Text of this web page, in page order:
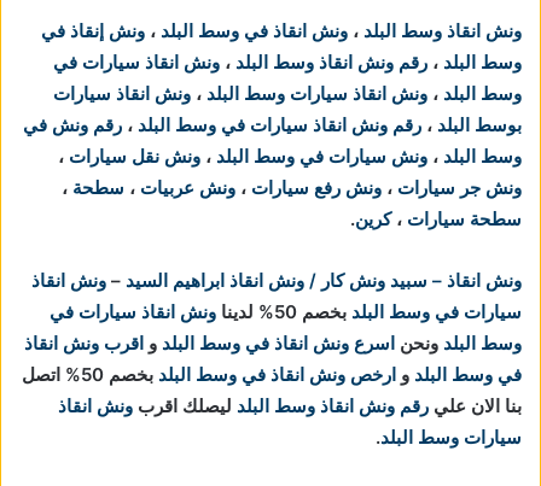
ونش انقاذ وسط البلد ، ونش انقاذ في وسط البلد ، ونش إنقاذ في
وسط البلد ، رقم ونش انقاذ وسط البلد ، ونش انقاذ سيارات في
وسط البلد ، ونش انقاذ سيارات وسط البلد ، ونش انقاذ سيارات
بوسط البلد ، رقم ونش انقاذ سيارات في وسط البلد ، رقم ونش في
وسط البلد ، ونش سيارات في وسط البلد ، ونش نقل سيارات ،
ونش جر سيارات ، ونش رفع سيارات ، ونش عربيات ، سطحة ،
سطحة سيارات ،كرين.
ونش انقاذ – سبيد ونش كار / ونش انقاذ ابراهيم السيد – ونش انقاذ
سيارات في وسط البلد بخصم 50% لدينا
ونش انقاذ سيارات في
وسط البلد ونحن اسرع ونش انقاذ في وسط البلد و اقرب ونش انقاذ
في وسط البلد و ارخص ونش انقاذ في وسط البلد
بخصم 50% اتصل
بنا الان علي رقم ونش انقاذ وسط البلد ليصلك اقرب ونش انقاذ
سيارات وسط البلد.